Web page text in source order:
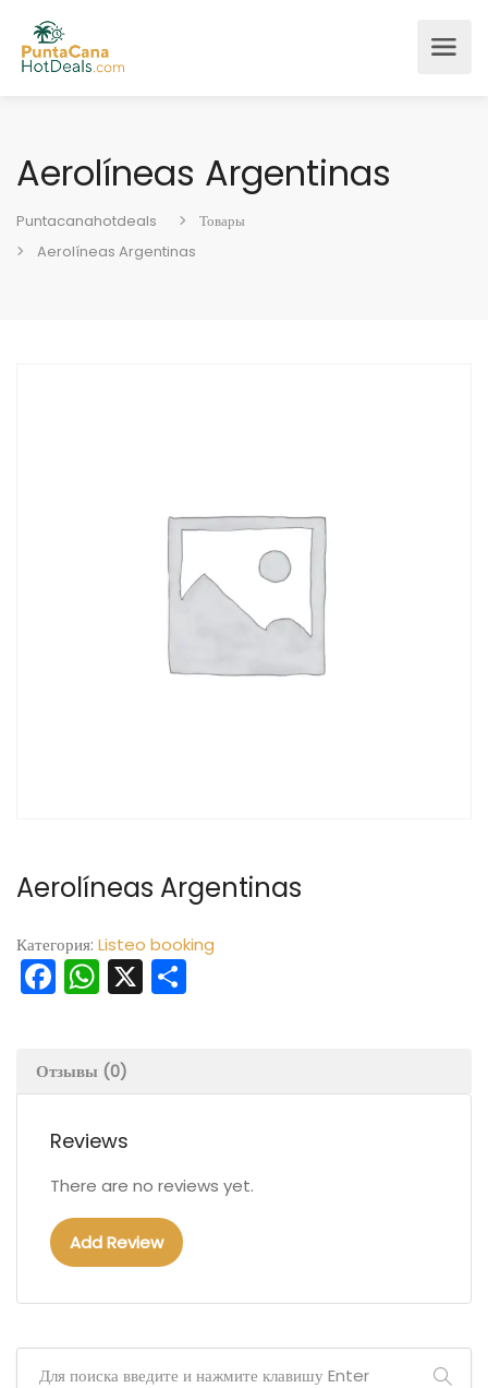
Aerolíneas Argentinas
Puntacanahotdeals
Товары
Aerolíneas Argentinas
Aerolíneas Argentinas
Категория: Listeo booking
Facebook
WhatsApp
X
Отзывы (0)
Reviews
There are no reviews yet.
Add Review